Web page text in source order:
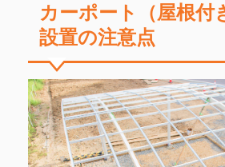
カーポート（屋根付
設置の注意点